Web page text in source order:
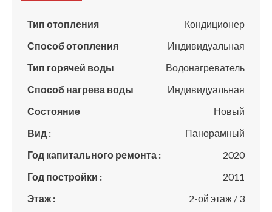
Тип отопления
Кондиционер
Способ отопления
Индивидуальная
Тип горячей воды
Водонагреватель
Способ нагрева воды
Индивидуальная
Состояние
Новый
Вид :
Панорамный
Год капитального ремонта :
2020
Год постройки :
2011
Этаж :
2-ой этаж / 3